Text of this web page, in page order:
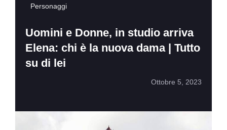
Personaggi
Uomini e Donne, in studio arriva
Elena: chi è la nuova dama | Tutto
su di lei
Ottobre 5, 2023